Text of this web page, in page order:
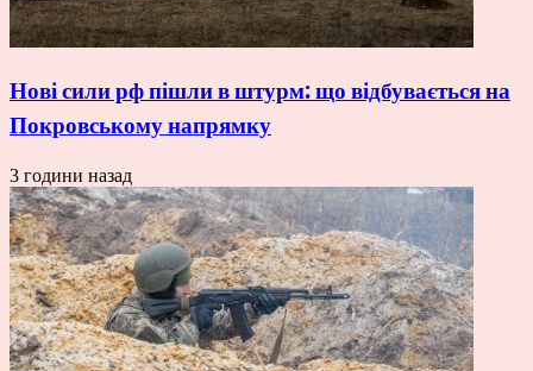
Нові сили рф пішли в штурм: що відбувається на
Покровському напрямку
3 години назад